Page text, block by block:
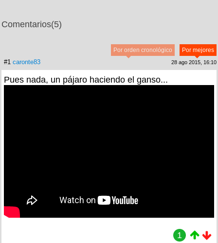
Comentarios(5)
Por mejores
Por orden cronológico
#1 caronte83 28 ago 2015, 16:10
Pues nada, un pájaro haciendo el ganso...
1